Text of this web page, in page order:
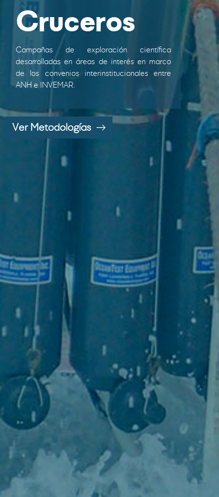
Cruceros
Campañas de exploración científica
desarrolladas en áreas de interés en marco
de los convenios interinstitucionales entre
ANH e INVEMAR.
Ver Metodologías